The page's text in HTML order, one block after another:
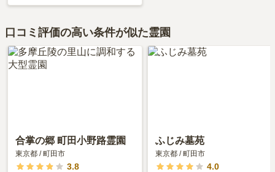
口コミ評価の高い条件が似た霊園
合掌の郷 町田小野路霊園
東京都 /町田市
3.8
ふじみ墓苑
東京都 /町田市
4.0